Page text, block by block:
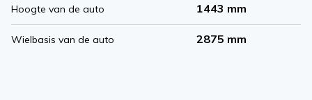
Hoogte van de auto 1443 mm
Wielbasis van de auto 2875 mm